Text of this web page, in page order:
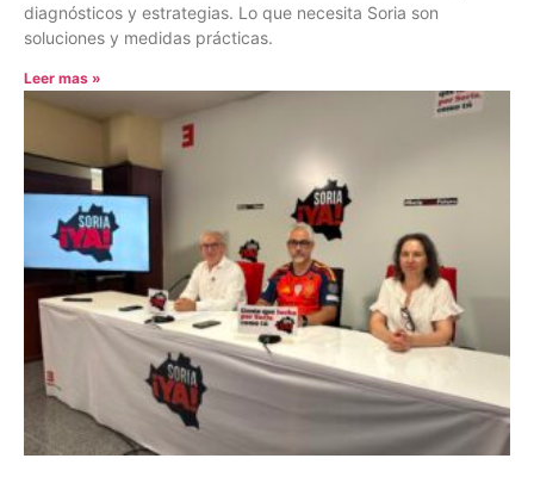
diagnósticos y estrategias. Lo que necesita Soria son
soluciones y medidas prácticas.
Leer mas »